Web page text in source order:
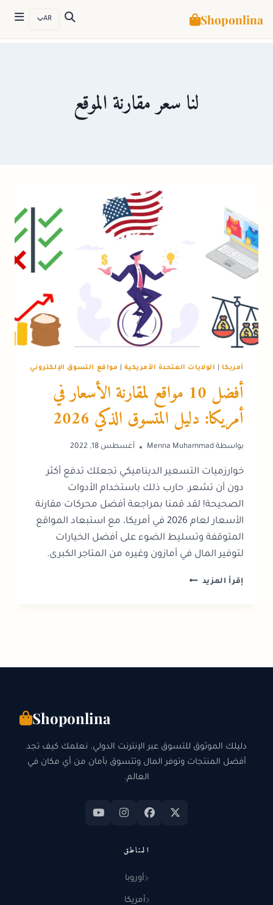
Shoponlina
AR
لنا سعر مقارنة الموقع
أمريكا الولايات المتحدة الأمريكية| مواقع التسوق الإلكتروني
أفضل 10 مواقع لمقارنة الأسعار في
أمريكا: دليل المتسوق الذكي 2026
بواسطة Menna Muhammad أغسطس 18, 2022
خوارزميات التسعير الديناميكي تجعلك تدفع أكثر
دون أن تشعر. حارب ذلك باستخدام الأدوات
الصحيحة! لقد قمنا بمراجعة أفضل محركات مقارنة
الأسعار لعام 2026 في أمريكا، مع استبعاد المواقع
المتوقفة وتسليط الضوء على أفضل الخيارات
لتوفير المال في أمازون وغيره من المتاجر الكبرى.
إقرأ المزيد أفضل
دليل
Shoponlina
دليلك الموثوق للتسوق عبر الإنترنت الدولي. نعلمك كيف تجد
أفضل المنتجات وتوفر المال وتتسوق بأمان من أي مكان في
العالم.
المناطق
أوروبا
أمريكا